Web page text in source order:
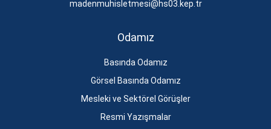
madenmuhisletmesi@hs03.kep.tr
Odamız
Basında Odamız
Görsel Basında Odamız
Mesleki ve Sektörel Görüşler
Resmi Yazışmalar